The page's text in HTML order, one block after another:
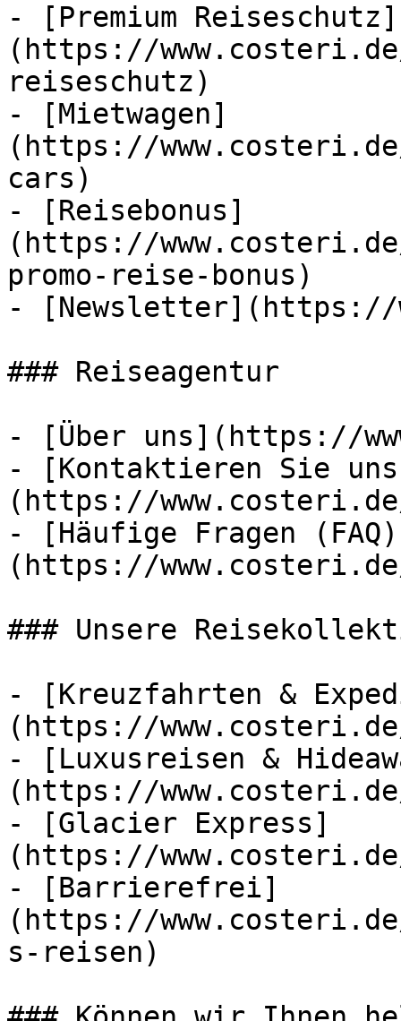
- [Premium Reiseschutz]
(https://
reiseschutz)
- [Mietwagen]
(https://
cars)
- [Reisebonus]
(https://
promo-reise-bonus)
- [Newsletter](https://
### Reiseagentur
- [Über uns](https://
- [Kontaktieren Sie
(https://
- [Häufige Fragen
(https://
### Unsere
- [Kreuzfahrten &
(https://
- [Luxusreisen &
(https://
- [Glacier Express]
(https://
- [Barrierefrei]
(https://
s-reisen)